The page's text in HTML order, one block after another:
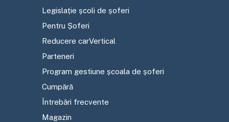
Legislație școli de șoferi
Pentru Șoferi
Reducere carVertical
Parteneri
Program gestiune școala de șoferi
Cumpără
Întrebări frecvente
Magazin